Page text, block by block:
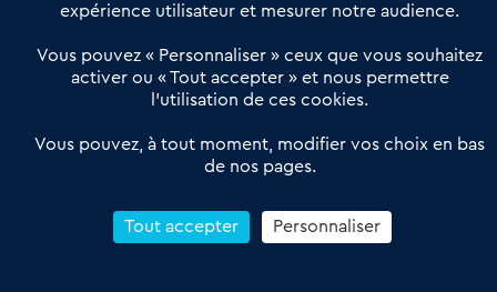
Derniers articles
Réseau 3C : un partenaire national dédié aux transactions
Petitscommerces : Un partenariat au service du commerce de
proximité et des territoires
Reprendre un Restaurant Rapide
expérience utilisateur et mesurer notre audience.
Vous pouvez « Personnaliser » ceux que vous souhaitez
activer ou « Tout accepter » et nous permettre
l’utilisation de ces cookies.
Vous pouvez, à tout moment, modifier vos choix en bas
de nos pages.
Tout accepter Personnaliser